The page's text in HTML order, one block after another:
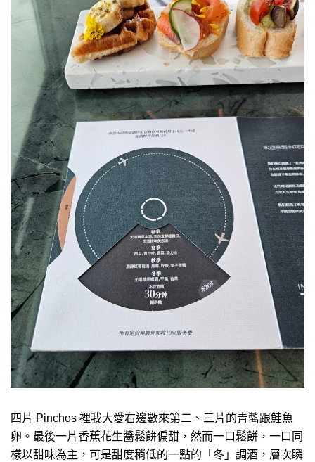
四片 Pinchos 裡我大愛右邊數來第二、三片的青醬跟鮭魚
卵。最後一片香蕉花生醬鬆餅偏甜，然而一口鬆餅，一口同
樣以甜味為主，可是甜度稍低的一點的「冬」調酒，層次瞬